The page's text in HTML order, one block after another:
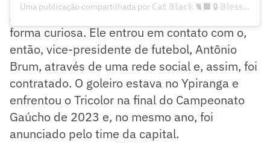
Uma publicação compartilhada por ℂ𝕒𝕥 𝔹𝕝𝕒𝕔𝕜 🐈‍⬛ 🔒 𝔹𝕝𝕖𝕤𝕤𝕖𝕕 𝔾𝕠𝕕 (@caiquesantos23oficial)
A história de Caíque no Grêmio começa de
forma curiosa. Ele entrou em contato com o,
então, vice-presidente de futebol, Antônio
Brum, através de uma rede social e, assim, foi
contratado. O goleiro estava no Ypiranga e
enfrentou o Tricolor na final do Campeonato
Gaúcho de 2023 e, no mesmo ano, foi
anunciado pelo time da capital.